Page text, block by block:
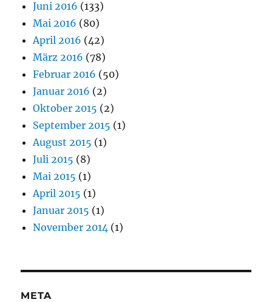
Juni 2016 (133)
Mai 2016 (80)
April 2016 (42)
März 2016 (78)
Februar 2016 (50)
Januar 2016 (2)
Oktober 2015 (2)
September 2015 (1)
August 2015 (1)
Juli 2015 (8)
Mai 2015 (1)
April 2015 (1)
Januar 2015 (1)
November 2014 (1)
META